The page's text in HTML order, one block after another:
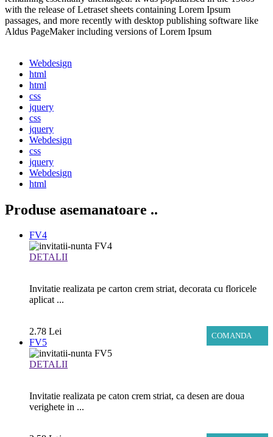
with the release of Letraset sheets containing Lorem Ipsum
passages, and more recently with desktop publishing software like
Aldus PageMaker including versions of Lorem Ipsum
Webdesign
html
html
css
jquery
css
jquery
Webdesign
css
jquery
Webdesign
html
Produse asemanatoare ..
FV4
DETALII
Invitatie realizata pe carton crem striat, decorata cu floricele
aplicat ...
COMANDA
2.78 Lei
FV5
DETALII
Invitatie realizata pe caton crem striat, ca desen are doua
verighete in ...